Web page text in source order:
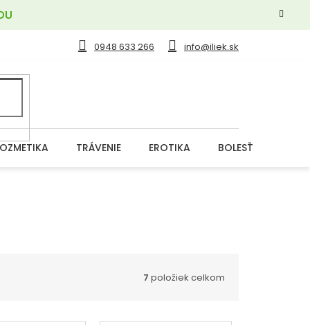
0948 633 266 info@iliek.sk
TRÁVENIE EROTIKA BOLESŤ
7 položiek celkom